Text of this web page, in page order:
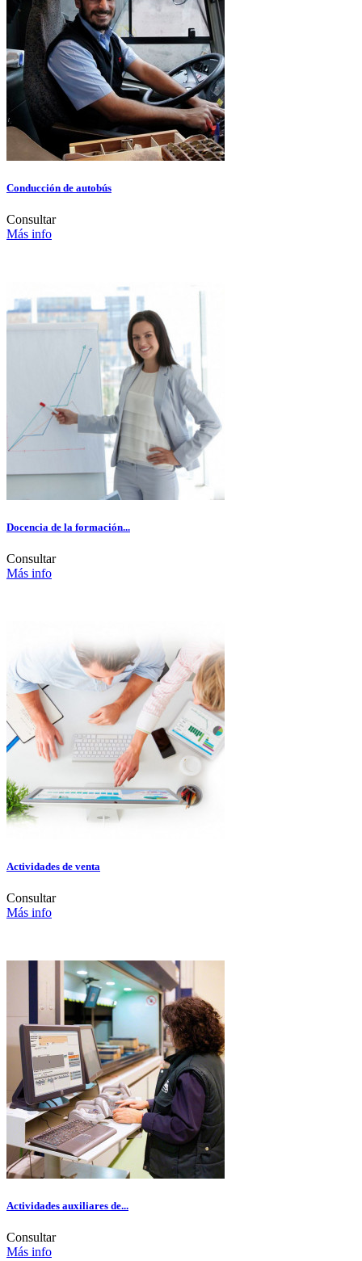
Conducción de autobús
Consultar
Más info
Docencia de la formación...
Consultar
Más info
Actividades de venta
Consultar
Más info
Actividades auxiliares de...
Consultar
Más info